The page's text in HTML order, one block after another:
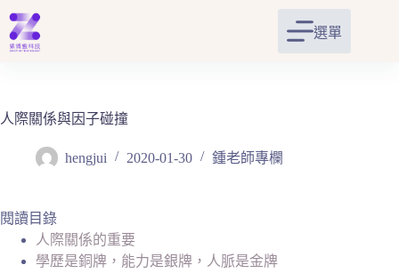
跳
至
主
容
選單
人際關係與因子碰撞
hengjui 2020-01-30 鍾老師專欄
閱讀目錄
人際關係的重要
學歷是銅牌，能力是銀牌，人脈是金牌